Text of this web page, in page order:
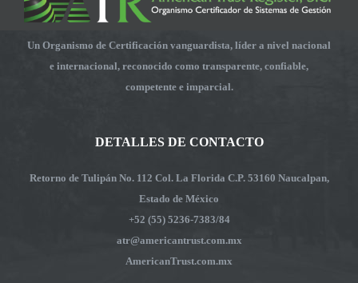
Un Organismo de Certificación vanguardista, líder a nivel nacional
e internacional, reconocido como transparente, confiable,
competente e imparcial.
DETALLES DE CONTACTO
Retorno de Tulipán No. 112 Col. La Florida C.P. 53160 Naucalpan,
Estado de México
+52 (55) 5236-7383/84
atr@americantrust.com.mx
AmericanTrust.com.mx